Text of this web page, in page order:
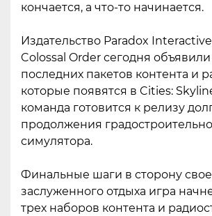
кончается, а что-то начинается.
Издательство Paradox
Colossal Order сегодня
последних пакетов контента и
которые появятся в Cities:
команда готовится к релизу
продолжения
симулятора.
Финальные шаги в сторону
заслуженного отдыха игра
трех наборов контента и